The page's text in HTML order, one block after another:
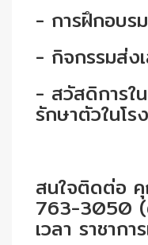
- การฝึกอบร
- กิจกรรมส่ง
- สวัสดิการใ
รักษาตัวในโร
สนใจติดต่อ
763-3050 (
เวลา ราชากา